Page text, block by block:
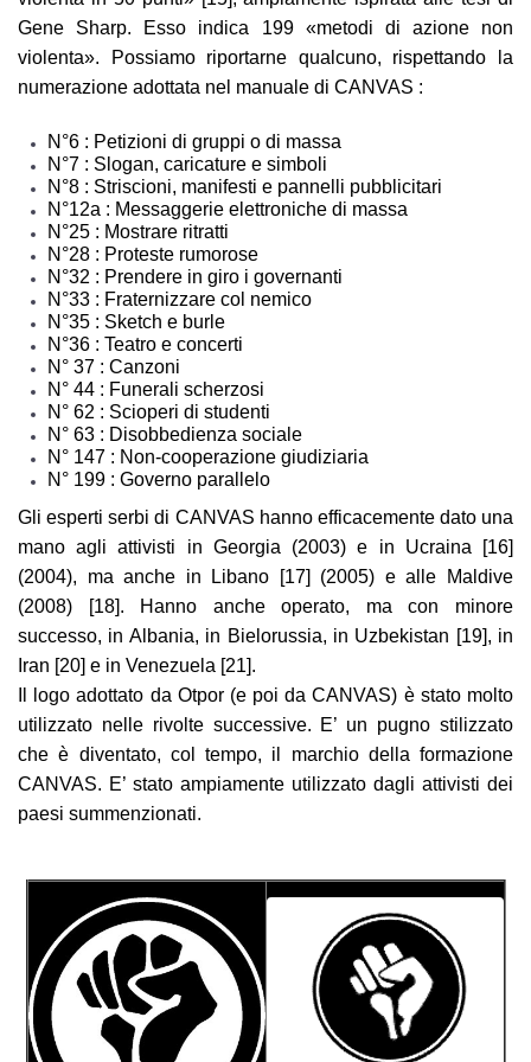
Gene Sharp. Esso indica 199 «metodi di azione non
violenta». Possiamo riportarne qualcuno, rispettando la
numerazione adottata nel manuale di CANVAS :
N°6 : Petizioni di gruppi o di massa
N°7 : Slogan, caricature e simboli
N°8 : Striscioni, manifesti e pannelli pubblicitari
N°12a : Messaggerie elettroniche di massa
N°25 : Mostrare ritratti
N°28 : Proteste rumorose
N°32 : Prendere in giro i governanti
N°33 : Fraternizzare col nemico
N°35 : Sketch e burle
N°36 : Teatro e concerti
N° 37 : Canzoni
N° 44 : Funerali scherzosi
N° 62 : Scioperi di studenti
N° 63 : Disobbedienza sociale
N° 147 : Non-cooperazione giudiziaria
N° 199 : Governo parallelo
Gli esperti serbi di CANVAS hanno efficacemente dato una
mano agli attivisti in Georgia (2003) e in Ucraina [16]
(2004), ma anche in Libano [17] (2005) e alle Maldive
(2008) [18]. Hanno anche operato, ma con minore
successo, in Albania, in Bielorussia, in Uzbekistan [19], in
Iran [20] e in Venezuela [21].
Il logo adottato da Otpor (e poi da CANVAS) è stato molto
utilizzato nelle rivolte successive. E’ un pugno stilizzato
che è diventato, col tempo, il marchio della formazione
CANVAS. E’ stato ampiamente utilizzato dagli attivisti dei
paesi summenzionati.